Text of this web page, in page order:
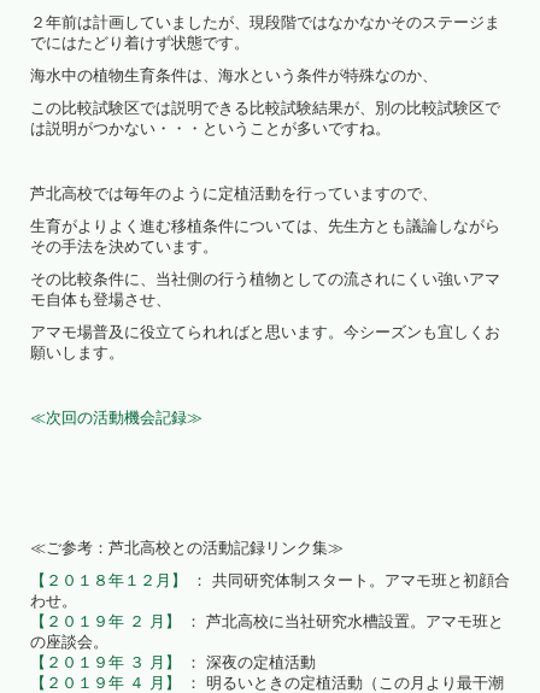
２年前は計画していましたが、現段階ではなかなかそのステージま
でにはたどり着けず状態です。
海水中の植物生育条件は、海水という条件が特殊なのか、
この比較試験区では説明できる比較試験結果が、別の比較試験区で
は説明がつかない・・・ということが多いですね。
芦北高校では毎年のように定植活動を行っていますので、
生育がよりよく進む移植条件については、先生方とも議論しながら
その手法を決めています。
その比較条件に、当社側の行う植物としての流されにくい強いアマ
モ自体も登場させ、
アマモ場普及に役立てられればと思います。今シーズンも宜しくお
願いします。
≪次回の活動機会記録≫
≪ご参考：芦北高校との活動記録リンク集≫
【２０１８年１２月】
： 共同研究体制スタート。アマモ班と初顔合
わせ。
【２０１９年 ２ 月】
： 芦北高校に当社研究水槽設置。アマモ班と
の座談会。
【２０１９年 ３ 月】
： 深夜の定植活動
【２０１９年 ４ 月】
： 明るいときの定植活動（この月より最干潮